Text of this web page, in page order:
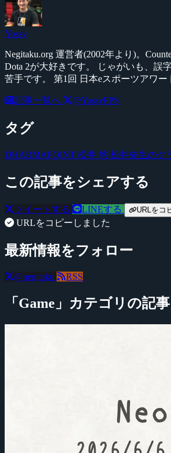
Yossy
Negitaku.org 運営者(2002年より)。
Dota 2が大好きです。 じゃがいも、誤
苦手です。 第1回 日本eスポーツアワー
記事一覧へ @YossyFPS
タグ
DHARMAPOINT 松井 悠 松井先生のク
この記事をシェアする
ツイートする LINEする URLをコ
URLをコピーしました
最新情報をフォロー
@negitaku RSS
「Game」カテゴリの記事